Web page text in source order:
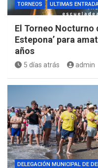
TORNEOS
ULTIMAS
El Torneo Nocturno
Estepona’ para
años
5 días atrás admin
DELEGACIÓN MUNICIPAL DE